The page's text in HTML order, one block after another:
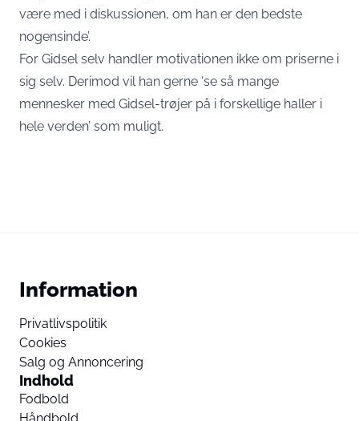
være med i diskussionen, om han er den bedste
nogensinde’.
For Gidsel selv handler motivationen ikke om priserne i
sig selv. Derimod vil han gerne ‘se så mange
mennesker med Gidsel-trøjer på i forskellige haller i
hele verden’ som muligt.
Information
Privatlivspolitik
Cookies
Salg og Annoncering
Indhold
Fodbold